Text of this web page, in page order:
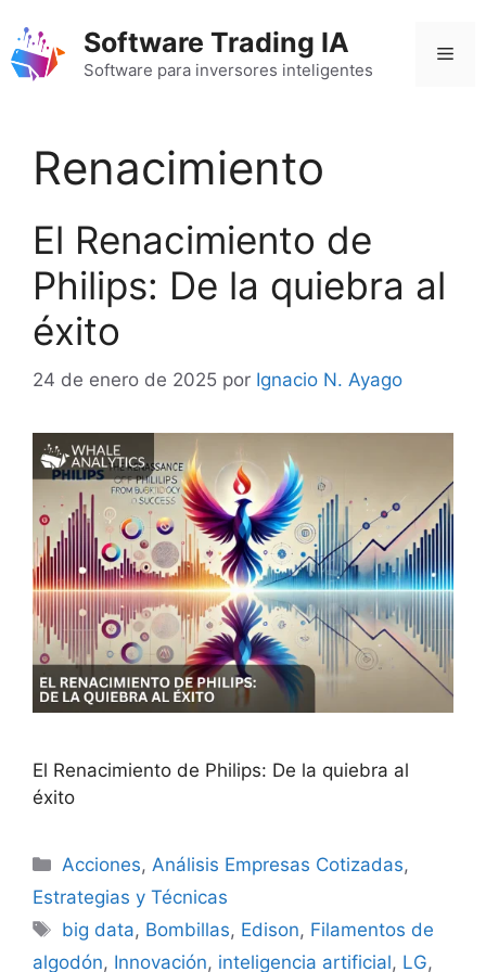
contenido
Software Trading IA
Software para inversores inteligentes
Renacimiento
El Renacimiento de
Philips: De la quiebra al
éxito
24 de enero de 2025 por Ignacio N. Ayago
El Renacimiento de Philips: De la quiebra al
éxito
Categorías
Acciones, Análisis Empresas Cotizadas,
Estrategias y Técnicas
Etiquetas
big data, Bombillas, Edison, Filamentos de
algodón, Innovación, inteligencia artificial, LG,